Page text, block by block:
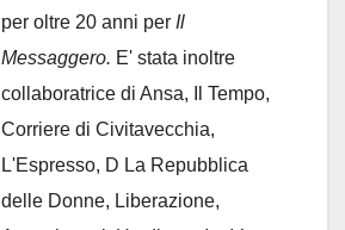
per oltre 20 anni per Il
Messaggero. E' stata inoltre
collaboratrice di Ansa, Il Tempo,
Corriere di Civitavecchia,
L'Espresso, D La Repubblica
delle Donne, Liberazione,